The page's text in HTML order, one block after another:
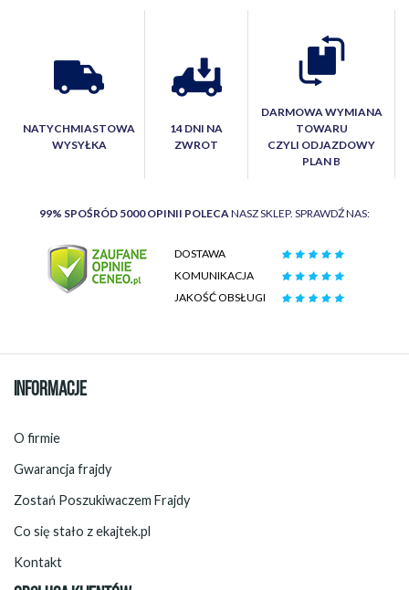
NATYCHMIASTOWA
WYSYŁKA
14 DNI NA
ZWROT
DARMOWA WYMIANA
TOWARU
CZYLI ODJAZDOWY
PLAN B
99% SPOŚRÓD 5000 OPINII POLECA NASZ SKLEP. SPRAWDŹ NAS:
DOSTAWA
KOMUNIKACJA
JAKOŚĆ OBSŁUGI
INFORMACJE
O firmie
Gwarancja frajdy
Zostań Poszukiwaczem Frajdy
Co się stało z ekajtek.pl
Kontakt